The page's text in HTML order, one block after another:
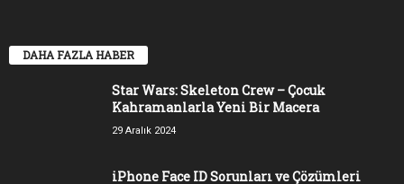
DAHA FAZLA HABER
Star Wars: Skeleton Crew – Çocuk
Kahramanlarla Yeni Bir Macera
29 Aralık 2024
iPhone Face ID Sorunları ve Çözümleri